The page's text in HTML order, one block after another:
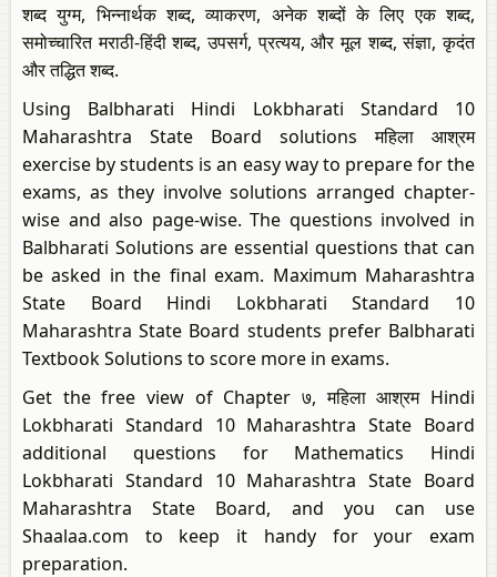
शब्‍द युग्‍म, भिन्नार्थक शब्‍द, व्याकरण, अनेक शब्‍दों के लिए एक शब्द,
समोच्चारित मराठी-हिंदी शब्‍द, उपसर्ग, प्रत्यय, और मूल शब्द, संज्ञा, कृदंत
और तद्धित शब्द.
Using Balbharati Hindi Lokbharati Standard 10
Maharashtra State Board solutions महिला आश्रम
exercise by students is an easy way to prepare for the
exams, as they involve solutions arranged chapter-
wise and also page-wise. The questions involved in
Balbharati Solutions are essential questions that can
be asked in the final exam. Maximum Maharashtra
State Board Hindi Lokbharati Standard 10
Maharashtra State Board students prefer Balbharati
Textbook Solutions to score more in exams.
Get the free view of Chapter ७, महिला आश्रम Hindi
Lokbharati Standard 10 Maharashtra State Board
additional questions for Mathematics Hindi
Lokbharati Standard 10 Maharashtra State Board
Maharashtra State Board, and you can use
Shaalaa.com to keep it handy for your exam
preparation.